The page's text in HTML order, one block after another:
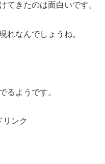
てきたのは面白いです。
れなんでしょうね。
るようです。
リンク